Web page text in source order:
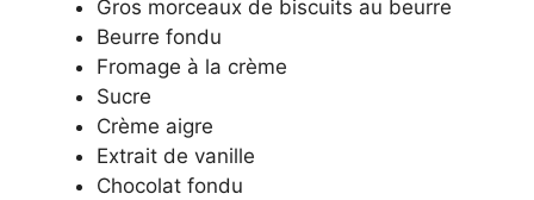
Gros morceaux de biscuits au beurre
Beurre fondu
Fromage à la crème
Sucre
Crème aigre
Extrait de vanille
Chocolat fondu